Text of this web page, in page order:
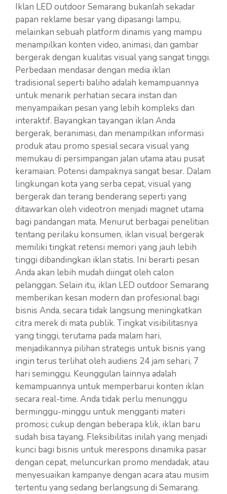
Iklan LED outdoor Semarang bukanlah sekadar
papan reklame besar yang dipasangi lampu,
melainkan sebuah platform dinamis yang mampu
menampilkan konten video, animasi, dan gambar
bergerak dengan kualitas visual yang sangat tinggi.
Perbedaan mendasar dengan media iklan
tradisional seperti baliho adalah kemampuannya
untuk menarik perhatian secara instan dan
menyampaikan pesan yang lebih kompleks dan
interaktif. Bayangkan tayangan iklan Anda
bergerak, beranimasi, dan menampilkan informasi
produk atau promo spesial secara visual yang
memukau di persimpangan jalan utama atau pusat
keramaian. Potensi dampaknya sangat besar. Dalam
lingkungan kota yang serba cepat, visual yang
bergerak dan terang benderang seperti yang
ditawarkan oleh videotron menjadi magnet utama
bagi pandangan mata. Menurut berbagai penelitian
tentang perilaku konsumen, iklan visual bergerak
memiliki tingkat retensi memori yang jauh lebih
tinggi dibandingkan iklan statis. Ini berarti pesan
Anda akan lebih mudah diingat oleh calon
pelanggan. Selain itu, iklan LED outdoor Semarang
memberikan kesan modern dan profesional bagi
bisnis Anda, secara tidak langsung meningkatkan
citra merek di mata publik. Tingkat visibilitasnya
yang tinggi, terutama pada malam hari,
menjadikannya pilihan strategis untuk bisnis yang
ingin terus terlihat oleh audiens 24 jam sehari, 7
hari seminggu. Keunggulan lainnya adalah
kemampuannya untuk memperbarui konten iklan
secara real-time. Anda tidak perlu menunggu
berminggu-minggu untuk mengganti materi
promosi; cukup dengan beberapa klik, iklan baru
sudah bisa tayang. Fleksibilitas inilah yang menjadi
kunci bagi bisnis untuk merespons dinamika pasar
dengan cepat, meluncurkan promo mendadak, atau
menyesuaikan kampanye dengan acara atau musim
tertentu yang sedang berlangsung di Semarang.